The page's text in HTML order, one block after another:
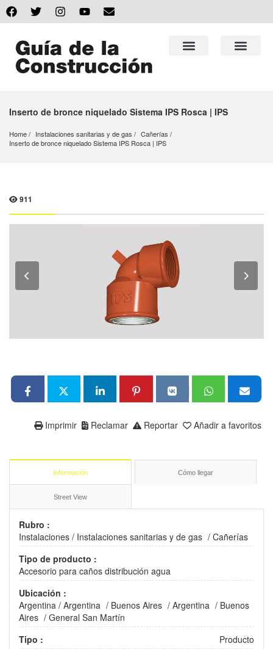
Inserto de bronce niquelado Sistema IPS Rosca | IPS
Home Instalaciones sanitarias y de gas
Cañerías
Inserto de bronce niquelado Sistema IPS Rosca | IPS
911
Añadir a favoritos
Reportar
Reclamar
Imprimir
Información Cómo llegar
Street View
Rubro :
Instalaciones / Instalaciones sanitarias y de gas / Cañerías
Tipo de producto :
Accesorio para caños distribución agua
Ubicación :
Argentina / Argentina / Buenos Aires / Argentina / Buenos
Aires / General San Martín
Tipo :
Producto